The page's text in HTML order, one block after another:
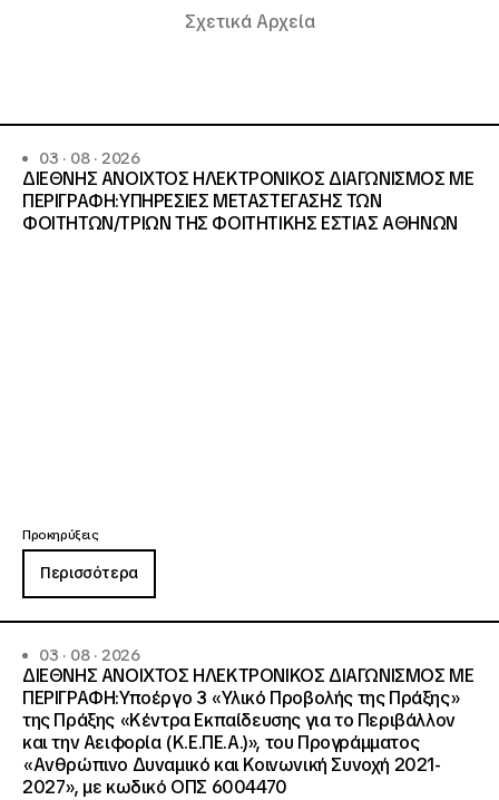
Σχετικά Αρχεία
03 · 08 · 2026
ΔΙΕΘΝΗΣ ΑΝΟΙΧΤΟΣ ΗΛΕΚΤΡΟΝΙΚΟΣ ΔΙΑΓΩΝΙΣΜΟΣ ΜΕ
ΠΕΡΙΓΡΑΦΗ:ΥΠΗΡΕΣΙΕΣ METAΣΤΕΓΑΣΗΣ ΤΩΝ
ΦΟΙΤΗΤΩΝ/ΤΡΙΩΝ ΤΗΣ ΦΟΙΤΗΤΙΚΗΣ ΕΣΤΙΑΣ ΑΘΗΝΩΝ
Προκηρύξεις
Περισσότερα
03 · 08 · 2026
ΔΙΕΘΝΗΣ ΑΝΟΙΧΤΟΣ ΗΛΕΚΤΡΟΝΙΚΟΣ ΔΙΑΓΩΝΙΣΜΟΣ ΜΕ
ΠΕΡΙΓΡΑΦΗ:Υποέργο 3 «Υλικό Προβολής της Πράξης»
της Πράξης «Κέντρα Εκπαίδευσης για το Περιβάλλον
και την Αειφορία (Κ.Ε.ΠΕ.Α.)», του Προγράμματος
«Ανθρώπινο Δυναμικό και Κοινωνική Συνοχή 2021-
2027», με κωδικό ΟΠΣ 6004470